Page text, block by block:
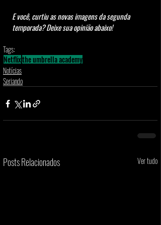
E você, curtiu as novas imagens da segunda
temporada? Deixe sua opinião abaixo!
Tags:
Netflixthe umbrella academy
Notícias
Seriando
Posts Relacionados Ver tudo